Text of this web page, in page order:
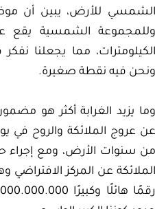
الشمسي للأرض، يبين أن موضع
وللمجموعة الشمسية يقع
الكيلومترات، مما يجعلنا نفكر
ونحن فيه نقطة صغيرة.
وما يزيد الغرابة أكثر هو مضمون
من سنوات الأرض، ومع
الملائكة عن المركز